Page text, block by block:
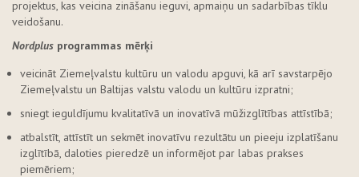
projektus, kas veicina zināšanu ieguvi, apmaiņu un sadarbības tīklu
veidošanu.
Nordplus programmas mērķi
veicināt Ziemeļvalstu kultūru un valodu apguvi, kā arī savstarpējo
Ziemeļvalstu un Baltijas valstu valodu un kultūru izpratni;
sniegt ieguldījumu kvalitatīvā un inovatīvā mūžizglītības attīstībā;
atbalstīt, attīstīt un sekmēt inovatīvu rezultātu un pieeju izplatīšanu
izglītībā, daloties pieredzē un informējot par labas prakses
piemēriem;